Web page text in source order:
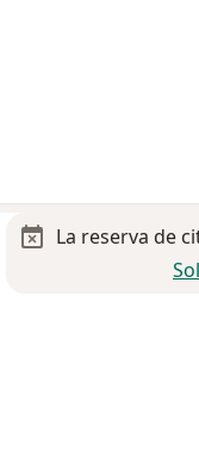
La reserva de